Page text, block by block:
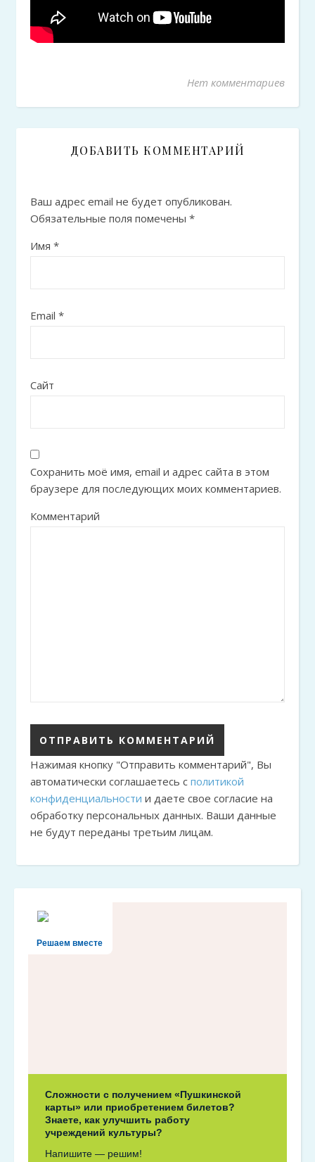
Нет комментариев
ДОБАВИТЬ КОММЕНТАРИЙ
Ваш адрес email не будет опубликован.
Обязательные поля помечены *
Имя *
Email *
Сайт
Сохранить моё имя, email и адрес сайта в этом
браузере для последующих моих комментариев.
Комментарий
Нажимая кнопку "Отправить комментарий", Вы
автоматически соглашаетесь с политикой
конфиденциальности и даете свое согласие на
обработку персональных данных. Ваши данные
не будут переданы третьим лицам.
Решаем вместе
Сложности с получением «Пушкинской
карты» или приобретением билетов?
Знаете, как улучшить работу
учреждений культуры?
Напишите — решим!